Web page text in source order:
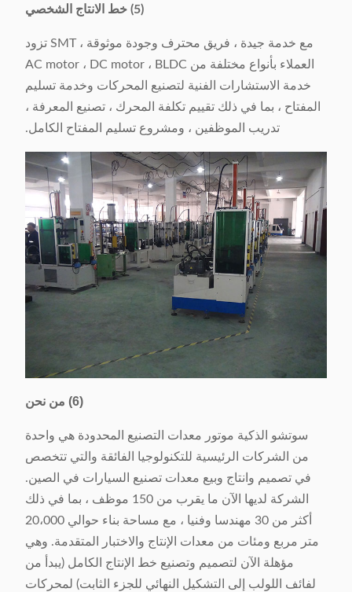
(5) خط الانتاج الشخصي
مع خدمة جيدة ، فريق محترف وجودة موثوقة ، SMT تزود
العملاء بأنواع مختلفة من AC motor ، DC motor ، BLDC
خدمة الاستشارات الفنية لتصنيع المحركات وخدمة تسليم
المفتاح ، بما في ذلك تقييم تكلفة المحرك ، تصنيع المعرفة ،
تدريب الموظفين ، ومشروع تسليم المفتاح الكامل.
(6) من نحن
سوتشو الذكية موتور معدات التصنيع المحدودة هي واحدة
من الشركات الرئيسية للتكنولوجيا الفائقة والتي تتخصص
في تصميم وانتاج وبيع معدات تصنيع السيارات في الصين.
الشركة لديها الآن ما يقرب من 150 موظف ، بما في ذلك
أكثر من 30 مهندسا وفنيا ، مع مساحة بناء حوالي 20،000
متر مربع ومئات من معدات الإنتاج والاختبار المتقدمة. وهي
مؤهلة الآن لتصميم وتصنيع خط الإنتاج الكامل (يبدأ من
لفائف اللولب إلى التشكيل النهائي للجزء الثابت) لمحركات